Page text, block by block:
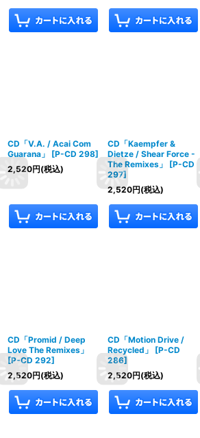
CD「V.A. / Acai Com
Guarana」
[P-CD 298]
2,520円(税込)
CD「Kaempfer &
Dietze / Shear Force -
The Remixes」
[P-CD
297]
2,520円(税込)
CD「Promid / Deep
Love The Remixes」
[P-CD 292]
2,520円(税込)
CD「Motion Drive /
Recycled」
[P-CD
286]
2,520円(税込)